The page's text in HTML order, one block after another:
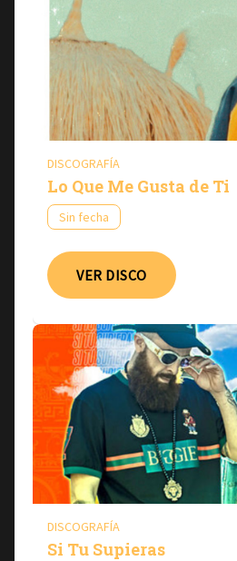
DISCOGRAFÍA
Lo Que Me Gusta de Ti
Sin fecha
VER DISCO
DISCOGRAFÍA
Si Tu Supieras